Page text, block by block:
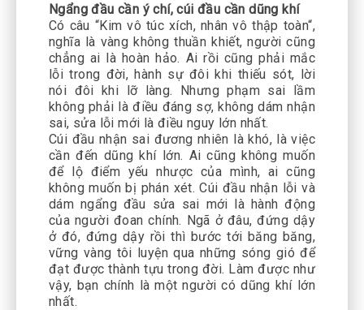
Ngẩng đầu cần ý chí, cúi đầu cần dũng khí
Có câu “Kim vô túc xích, nhân vô thập toàn“,
nghĩa là vàng không thuần khiết, người cũng
chẳng ai là hoàn hảo. Ai rồi cũng phải mắc
lỗi trong đời, hành sự đôi khi thiếu sót, lời
nói đôi khi lỡ làng. Nhưng phạm sai lầm
không phải là điều đáng sợ, không dám nhận
sai, sửa lỗi mới là điều nguy lớn nhất.
Cúi đầu nhận sai đương nhiên là khó, là việc
cần đến dũng khí lớn. Ai cũng không muốn
để lộ điểm yếu nhược của mình, ai cũng
không muốn bị phán xét. Cúi đầu nhận lỗi và
dám ngẩng đầu sửa sai mới là hành động
của người đoan chính. Ngã ở đâu, đứng dậy
ở đó, đứng dậy rồi thì bước tới băng băng,
vững vàng tôi luyện qua những sóng gió để
đạt được thành tựu trong đời. Làm được như
vậy, bạn chính là một người có dũng khí lớn
nhất.